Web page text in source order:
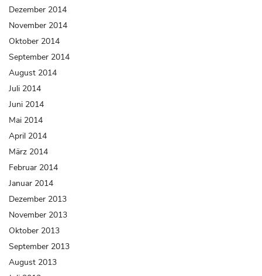
Dezember 2014
November 2014
Oktober 2014
September 2014
August 2014
Juli 2014
Juni 2014
Mai 2014
April 2014
März 2014
Februar 2014
Januar 2014
Dezember 2013
November 2013
Oktober 2013
September 2013
August 2013